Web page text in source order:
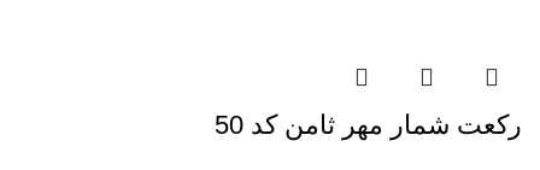
رکعت شمار مهر ثامن کد 50